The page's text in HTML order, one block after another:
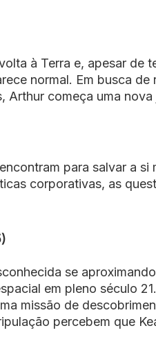
à Terra e, apesar de
normal. Em busca de
Arthur começa uma nova
para salvar a si
corporativas, as
se
em pleno século
missão de
percebem que